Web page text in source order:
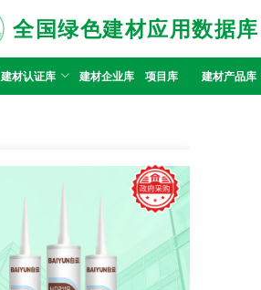
全国绿色建材应用数据库
建材认证库 建材企业库 项目库 建材产品库